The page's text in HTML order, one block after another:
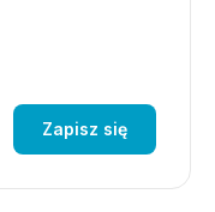
Zapisz się